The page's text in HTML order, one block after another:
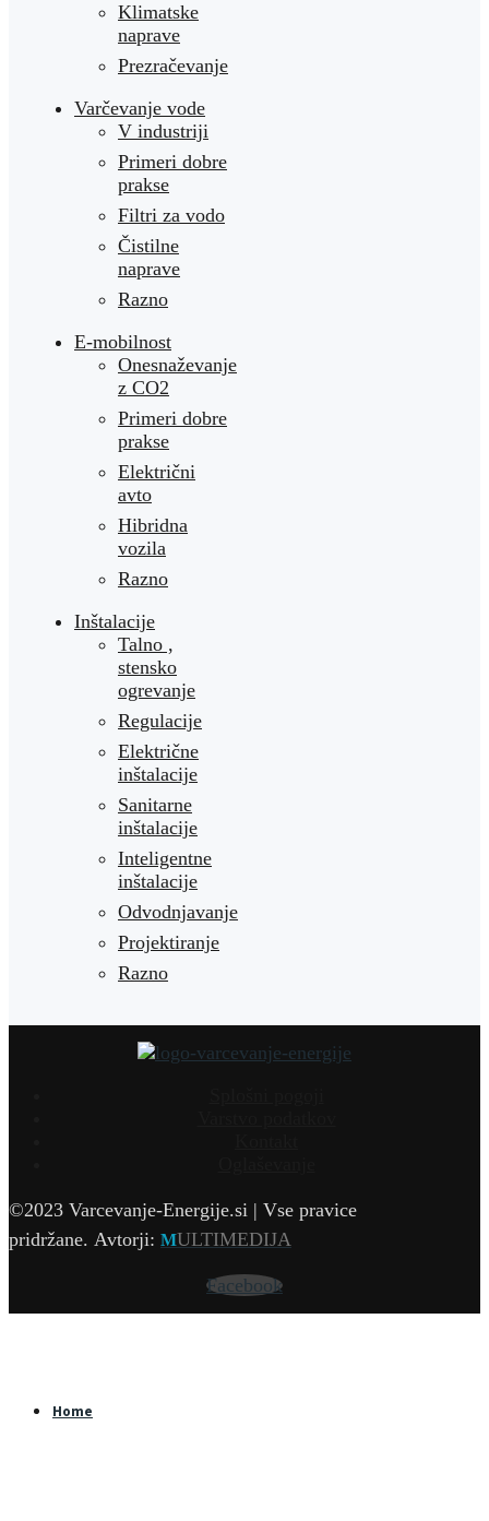
Klimatske
naprave
Prezračevanje
Varčevanje vode
V industriji
Primeri dobre
prakse
Filtri za vodo
Čistilne
naprave
Razno
E-mobilnost
Onesnaževanje
z CO2
Primeri dobre
prakse
Električni
avto
Hibridna
vozila
Razno
Inštalacije
Talno ,
stensko
ogrevanje
Regulacije
Električne
inštalacije
Sanitarne
inštalacije
Inteligentne
inštalacije
Odvodnjavanje
Projektiranje
Razno
©2023 Varcevanje-Energije.si | Vse pravice
pridržane. Avtorji: MULTIMEDIJA
Facebook
Home